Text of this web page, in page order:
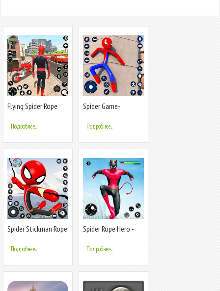
Flying Spider Rope
Подробнее...
Spider Game-
Подробнее...
Spider Stickman Rope
Подробнее...
Spider Rope Hero -
Подробнее...